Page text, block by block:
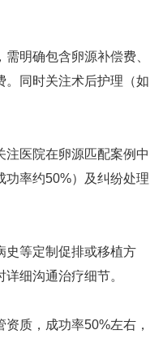
明确包含卵源补偿费、
。同时关注术后护理（如
注医院在卵源匹配案例中
功率约50%）及纠纷处理
史等定制促排或移植方
细沟通治疗细节。
质，成功率50%左右，